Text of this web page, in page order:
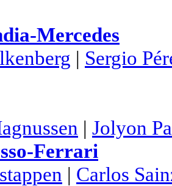
Mercedes
| Sergio
| Jolyon
Ferrari
| Carlos